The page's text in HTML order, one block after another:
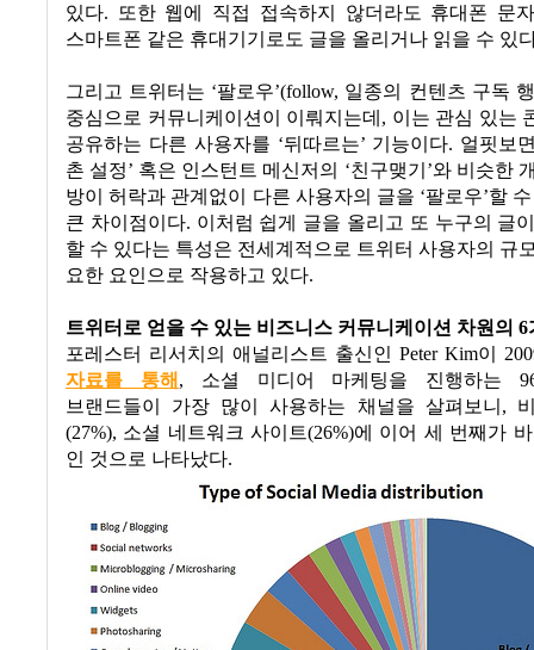
있다. 또한 웹에 직접 접속하지 않더라도 휴대폰 문
스마트폰 같은 휴대기기로도 글을 올리거나 읽을 수 있
그리고 트위터는 ‘팔로우’(follow, 일종의 컨텐츠 구독
중심으로 커뮤니케이션이 이뤄지는데 , 이는 관심 있는
공유하는 다른 사용자를 ‘뒤따르는’ 기능이다. 얼핏보
촌 설정’ 혹은 인스턴트 메신저의 ‘친구맺기 ’와 비슷한
방이 허락과 관계없이 다른 사용자의 글을 ‘팔로우’할
큰 차이점이다. 이처럼 쉽게 글을 올리고 또 누구의 글
할 수 있다는 특성은 전세계적으로 트위터 사용자의 규
요한 요인으로 작용하고 있다.
트위터로 얻을 수 있는 비즈니스 커뮤니케이션 차원의 6
포레스터 리서치의 애널리스트 출신인 Peter Kim이
자료를 통해 , 소셜 미디어 마케팅을 진행하는
브랜드들이 가장 많이 사용하는 채널을 살펴보니 ,
(27%), 소셜 네트워크 사이트(26%)에 이어 세 번째가
인 것으로 나타났다.